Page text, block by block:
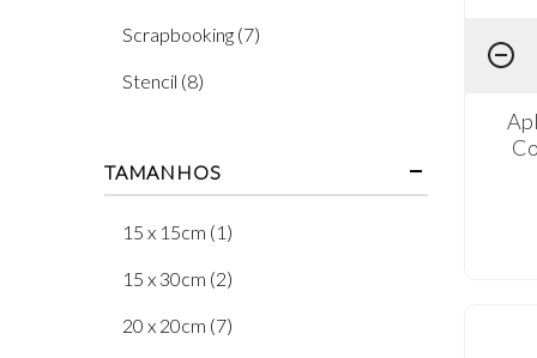
Scrapbooking (7)
Stencil (8)
TAMANHOS
15 x 15cm (1)
15 x 30cm (2)
20 x 20cm (7)